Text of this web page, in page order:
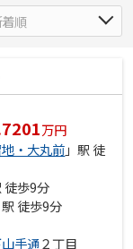
万円
・大丸前」駅 徒
徒歩9分
駅 徒歩9分
手通２丁目